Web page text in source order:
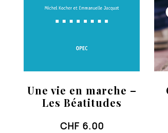
Une vie en marche –
Les Béatitudes
CHF 6.00